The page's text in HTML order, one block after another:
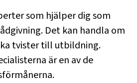
som hjälper dig som
Det kan handla om
tvister till utbildning.
är en av de